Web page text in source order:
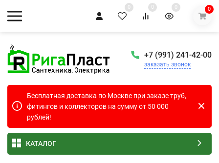
0 0 0 0
+7 (991) 241-42-00
заказать звонок
Бесплатная доставка по Москве при заказе труб,
фитингов и коллекторов на сумму от 50 000
рублей!
КАТАЛОГ